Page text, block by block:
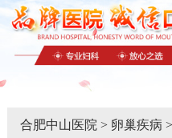
合肥中山医院 > 卵巢疾病 >